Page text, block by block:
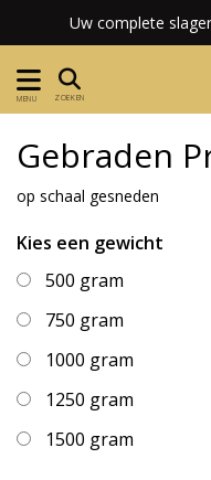
Uw complete
MENU ZOEKEN
Gebraden
op schaal gesneden
Kies een gewicht
500 gram
750 gram
1000 gram
1250 gram
1500 gram